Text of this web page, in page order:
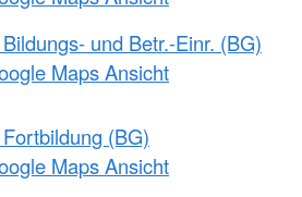
und Betr.-Einr. (BG)
Maps Ansicht
(BG)
Maps Ansicht